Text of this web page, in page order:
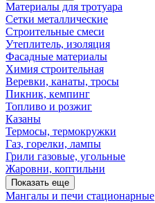
Материалы для тротуара
Сетки металлические
Строительные смеси
Утеплитель, изоляция
Фасадные материалы
Химия строительная
Веревки, канаты, тросы
Пикник, кемпинг
Топливо и розжиг
Казаны
Термосы, термокружки
Газ, горелки, лампы
Грили газовые, угольные
Жаровни, коптильни
Показать еще
Мангалы и печи стационарные